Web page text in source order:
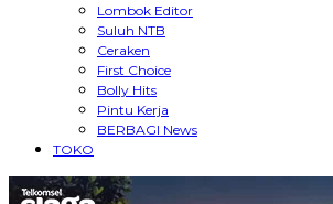
Lombok Editor
Suluh NTB
Ceraken
First Choice
Bolly Hits
Pintu Kerja
BERBAGI News
TOKO